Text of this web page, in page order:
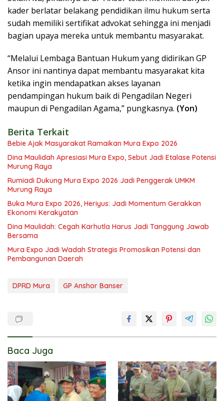
kader berlatar belakang pendidikan ilmu hukum serta
sudah memiliki sertifikat advokat sehingga ini menjadi
bagian upaya mereka untuk membantu masyarakat.
“Melalui Lembaga Bantuan Hukum yang didirikan GP
Ansor ini nantinya dapat membantu masyarakat kita
ketika ingin mendapatkan akses layanan
pendampingan hukum baik di Pengadilan Negeri
maupun di Pengadilan Agama,” pungkasnya. (Yon)
Berita Terkait
Bebie Ajak Masyarakat Ramaikan Mura Expo 2026
Dina Maulidah Apresiasi Mura Expo, Sebut Jadi Etalase Potensi
Murung Raya
Rumiadi Dukung Mura Expo 2026 Jadi Penggerak UMKM
Murung Raya
Buka Mura Expo 2026, Heriyus: Jadi Momentum Gerakkan
Ekonomi Kerakyatan
Dina Maulidah: Cegah Karhutla Harus Jadi Tanggung Jawab
Bersama
Mura Expo Jadi Wadah Strategis Promosikan Potensi dan
Pembangunan Daerah
DPRD Mura GP Anshor Banser
Baca Juga